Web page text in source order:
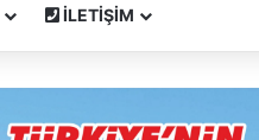
İLETİŞİM